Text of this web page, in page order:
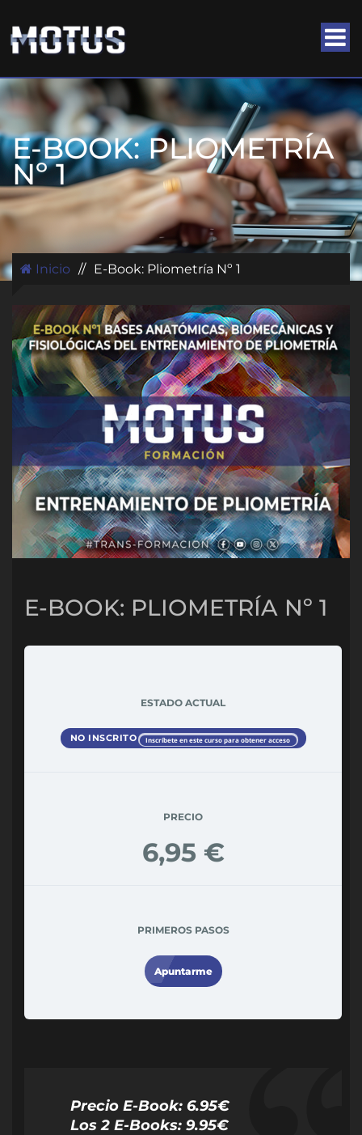
E-BOOK: PLIOMETRÍA
Nº 1
Inicio // E-Book: Pliometría Nº 1
E-BOOK: PLIOMETRÍA Nº 1
ESTADO ACTUAL
NO INSCRITO Inscríbete en este curso para obtener acceso
PRECIO
6,95 €
PRIMEROS PASOS
Apuntarme
Precio E-Book: 6.95€
Los 2 E-Books: 9.95€